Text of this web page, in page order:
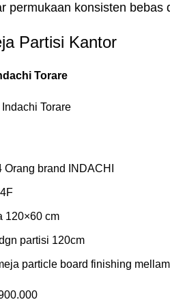
permukaan konsisten
Partisi Kantor
Torare
Orang brand INDACHI
120×60 cm
partisi 120cm
particle board finishing